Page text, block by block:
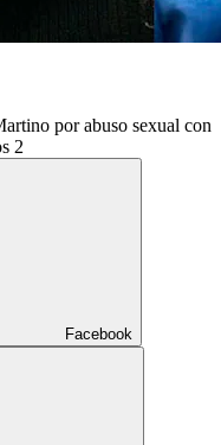
por abuso sexual con
2
Facebook